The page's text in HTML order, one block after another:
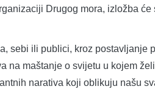
Drugog mora, izložba
sebi ili publici, kroz postavljanje
na maštanje o svijetu u kojem
narativa koji oblikuju našu